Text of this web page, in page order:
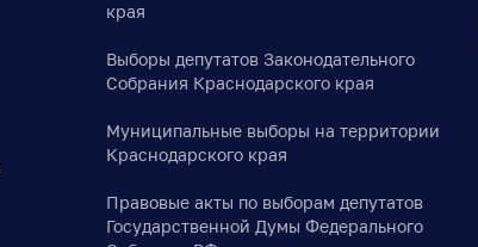
края
Выборы депутатов Законодательного
Собрания Краснодарского края
Муниципальные выборы на территории
Краснодарского края
Правовые акты по выборам депутатов
Государственной Думы Федерального